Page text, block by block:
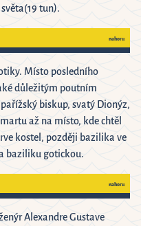
tun).
nahoru
Místo posledního
důležitým poutním
biskup, svatý Dionýz,
až na místo, kde chtěl
kostel, později bazilika ve
baziliku gotickou.
nahoru
Alexandre Gustave